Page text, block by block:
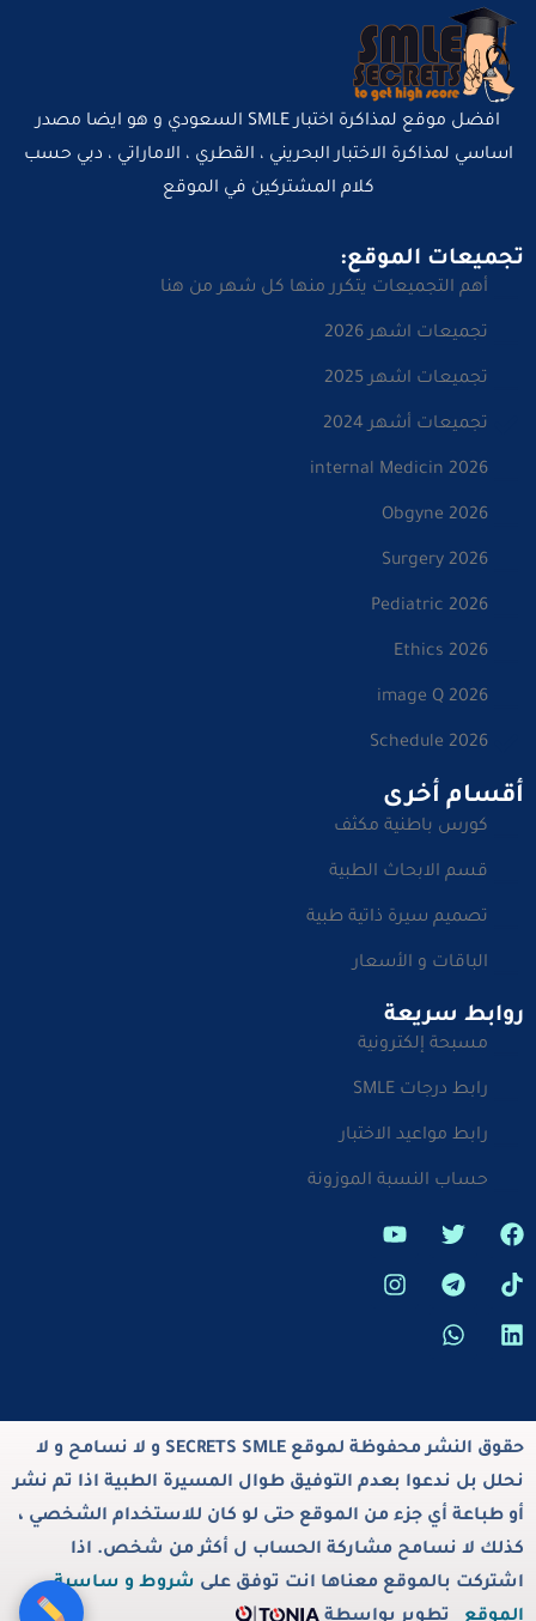
افضل موقع لمذاكرة اختبار SMLE السعودي و هو ايضا مصدر
اساسي لمذاكرة الاختبار البحريني ، القطري ، الاماراتي ، دبي حسب
كلام المشتركين في الموقع
تجميعات الموقع:
أهم التجميعات يتكرر منها كل شهر من هنا
تجميعات اشهر 2026
تجميعات اشهر 2025
تجميعات أشهر 2024
internal Medicin 2026
Obgyne 2026
Surgery 2026
Pediatric 2026
Ethics 2026
image Q 2026
Schedule 2026
أقسام أخرى
كورس باطنية مكثف
قسم الابحاث الطبية
تصميم سيرة ذاتية طبية
الباقات و الأسعار
روابط سريعة
مسبحة إلكترونية
رابط درجات SMLE
رابط مواعيد الاختبار
حساب النسبة الموزونة
حقوق النشر محفوظة لموقع SECRETS SMLE و لا نسامح و لا
نحلل بل ندعوا بعدم التوفيق طوال المسيرة الطبية اذا تم نشر
أو طباعة أي جزء من الموقع حتى لو كان للاستخدام الشخصي ،
كذلك لا نسامح مشاركة الحساب ل أكثر من شخص. اذا
اشتركت بالموقع معناها انت توفق على شروط و ساسية